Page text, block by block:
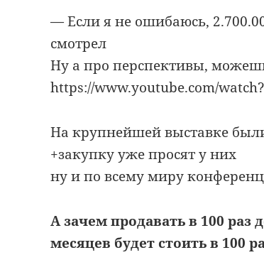
— Если я не ошибаюсь,
смотрел
Ну а про перспективы,
https://www.youtube.com/
На крупнейшей выставке
+закупку уже просят у них
ну и по всему миру
А зачем продавать в 100 раз
месяцев будет стоить в 100